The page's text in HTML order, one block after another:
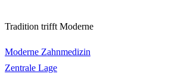
Tradition trifft Moderne
Moderne Zahnmedizin
Zentrale Lage